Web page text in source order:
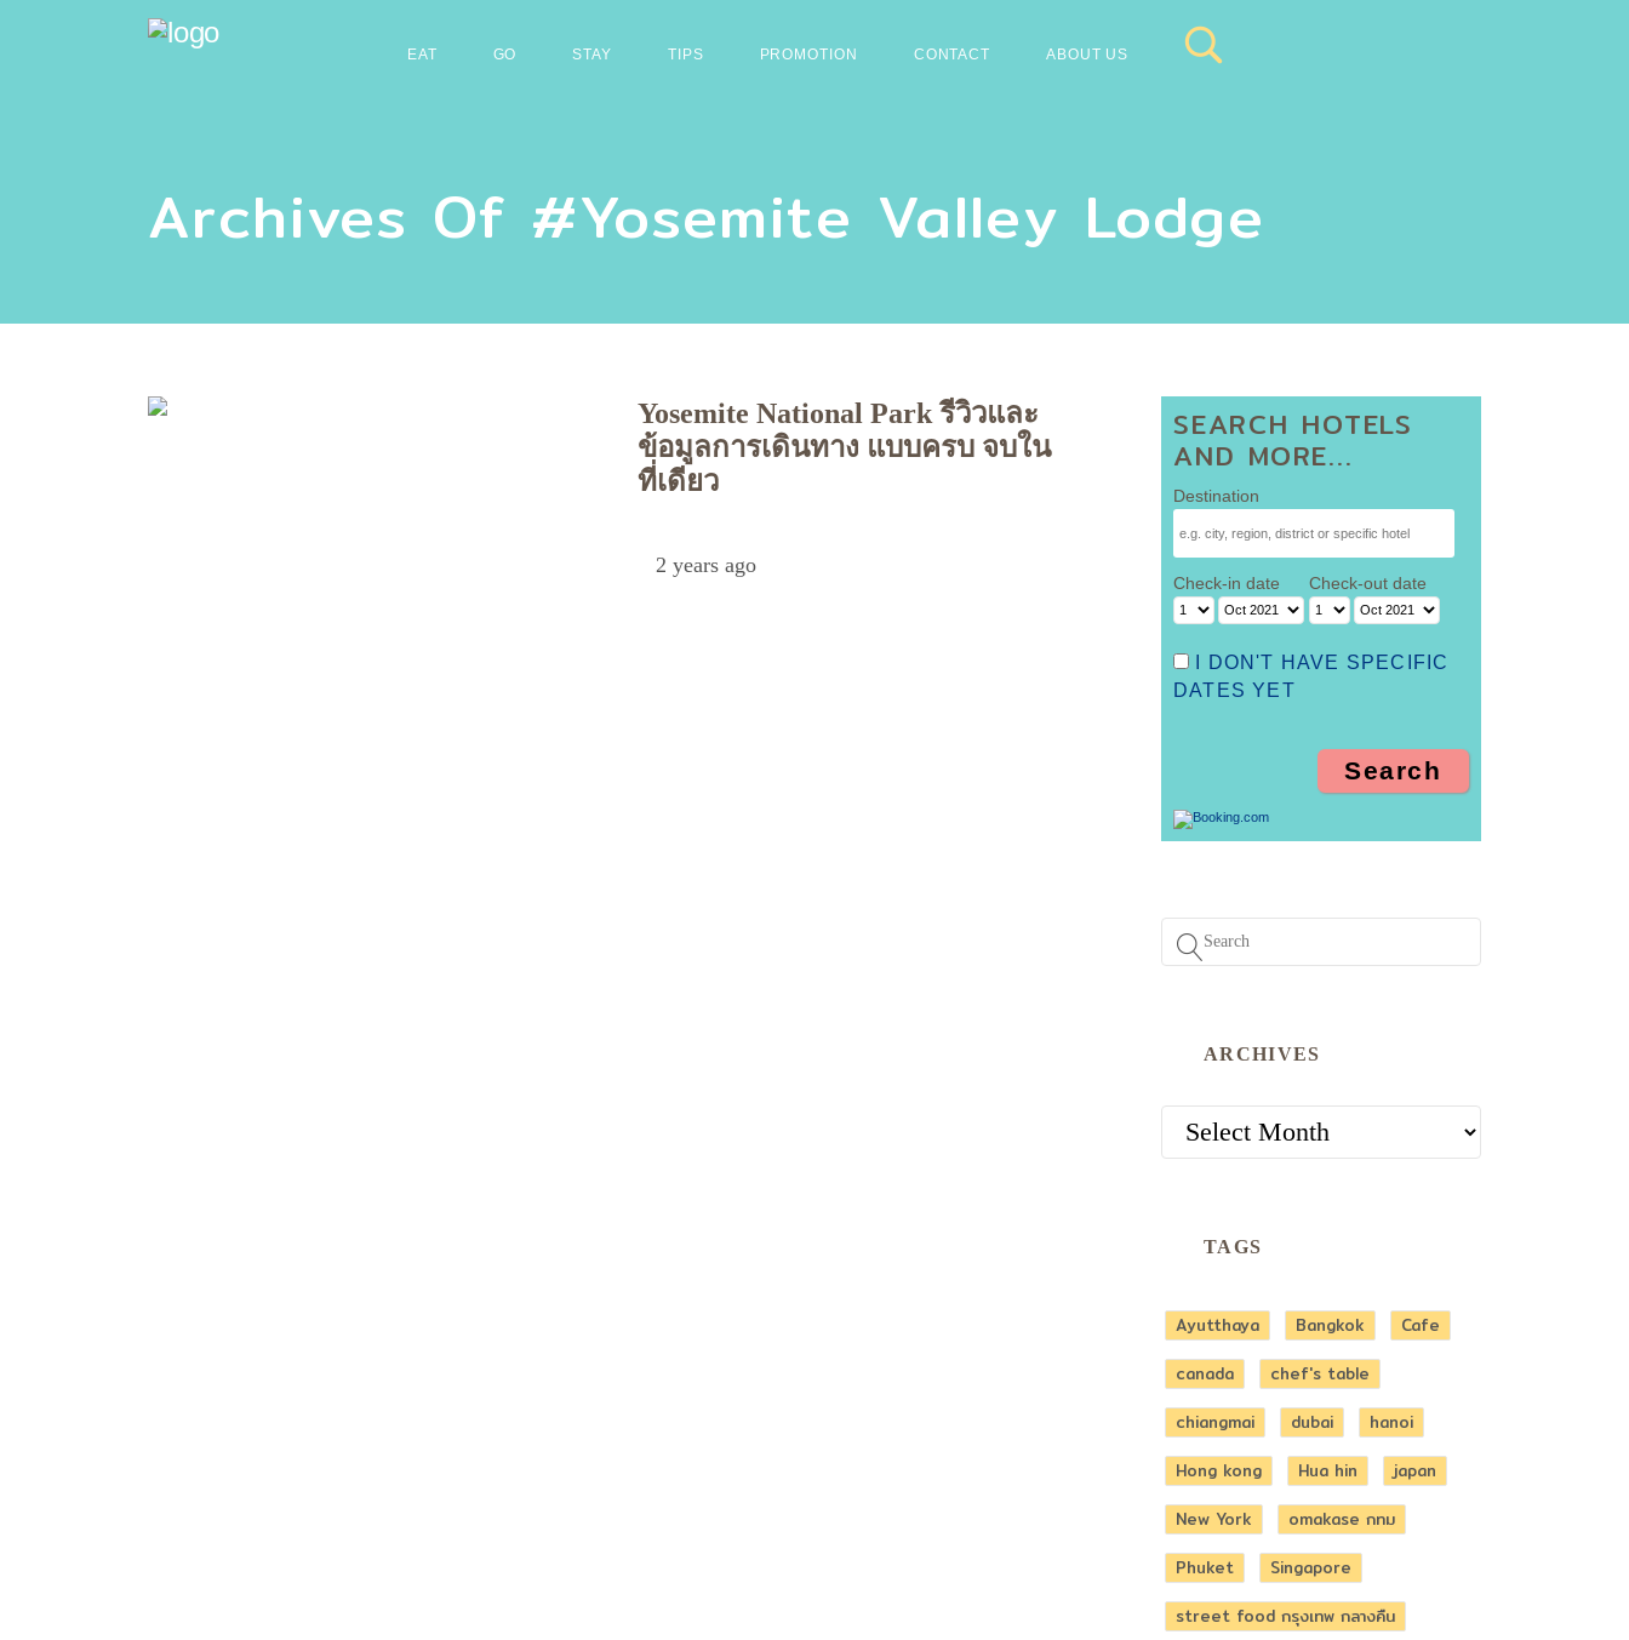
EAT GO STAY TIPS PROMOTION CONTACT ABOUT US
Archives Of #yosemite Valley Lodge
Yosemite National Park รีวิวและ
ข้อมูลการเดินทาง แบบครบ จบใน
ที่เดียว
2 years ago
SEARCH HOTELS
AND MORE...
Destination
Check-in date Check-out date
I DON'T HAVE SPECIFIC
DATES YET
ARCHIVES
ARCHIVES
TAGS
Ayutthaya Bangkok
Cafe
canada
chef's table
chiangmai
dubai
hanoi
Hong kong
Hua hin
japan
New York
omakase กทม
Phuket
Singapore
street food กรุงเทพ กลางคืน